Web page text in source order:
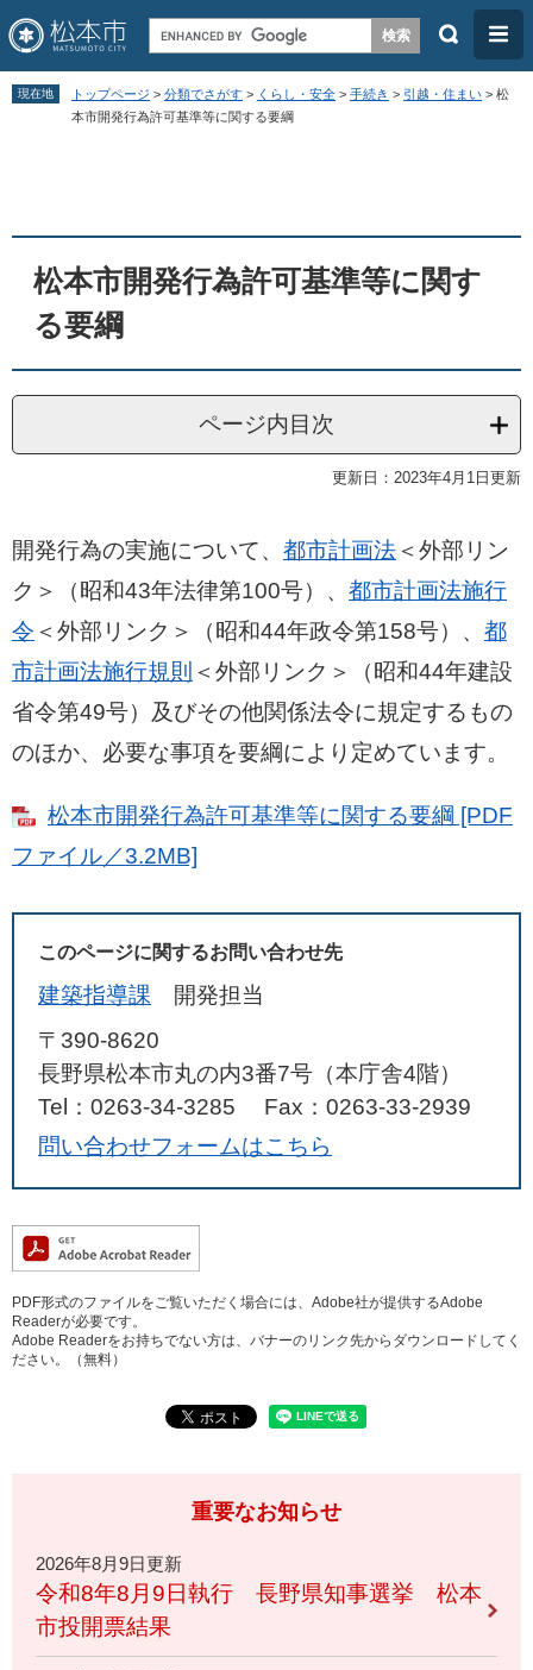
ペ
メ
へ
検
メ
ニ
ュ
現在地 トップページ > 分類でさがす > くらし・安全 > 手続き > 引越・住まい > 松
本市開発行為許可基準等に関する要綱
松本市開発行為許可基準等に関す
る要綱
ページ内目次
更新日：2023年4月1日更新
開発行為の実施について、 都市計画法 ＜外部リン
ク＞
（昭和43年法律第100号）、 都市計画法施行
令 ＜外部リンク＞ （昭和44年政令第158号）、 都
市計画法施行規則 ＜外部リンク＞
（昭和44年建設
省令第49号）及びその他関係法令に規定するもの
のほか、必要な事項を要綱により定めています。
松本市開発行為許可基準等に関する要綱 [PDF
ファイル／3.2MB]
このページに関するお問い合わせ先
建築指導課
開発担当
〒390-8620
長野県松本市丸の内3番7号（本庁舎4階）
Tel：0263-34-3285
Fax：0263-33-2939
問い合わせフォームはこちら
PDF形式のファイルをご覧いただく場合には、Adobe社が提供するAdobe
Readerが必要です。
Adobe Readerをお持ちでない方は、バナーのリンク先からダウンロードしてく
ださい。（無料）
重要なお知らせ
2026年8月9日更新
令和8年8月9日執行 長野県知事選挙 松本
市投開票結果